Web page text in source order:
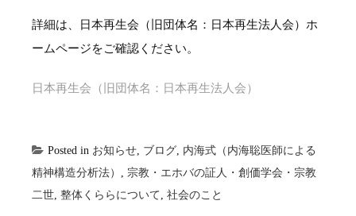
詳細は、日本再生会（旧団体名：日本再生法人会）ホ
ームページをご確認ください。
日本再生会（旧団体名：日本再生法人会）
Posted in お知らせ, ブログ, 内海式（内海聡医師による
精神構造分析法） , 宗教・エホバの証人・創価学会・宗教
二世, 整体くららについて, 社会のこと